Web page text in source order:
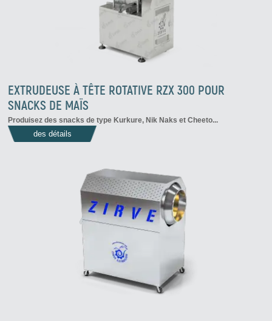
EXTRUDEUSE À TÊTE ROTATIVE RZX 300 POUR
SNACKS DE MAÏS
Produisez des snacks de type Kurkure, Nik Naks et Cheeto...
des détails